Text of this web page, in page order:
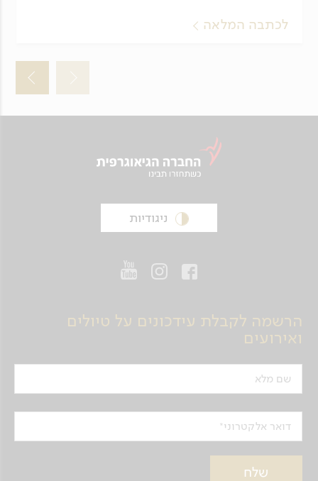
לכתבה המלאה
ניגודיות
הרשמה לקבלת עידכונים על טיולים
ואירועים
שם מלא
דואר אלקטרוני